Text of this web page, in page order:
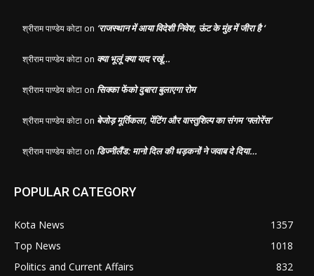
श्रीराम पाण्डेय कोटा on ‘राजस्थान में आया विदेशी निवेश, ऊंट के मुंह में जीरा है ‘
श्रीराम पाण्डेय कोटा on क्या भूलूं क्या याद रखूं…
श्रीराम पाण्डेय कोटा on सिक्का फेंको दुबारा बुलाएगा रोम
श्रीराम पाण्डेय कोटा on बेजोड़ मूर्तिकला, पेंटिंग और वास्तुशिल्प का संगम ‘फ्लोरेंस’
श्रीराम पाण्डेय कोटा on डिज्नीलैंड: मानो दिल की धड़कनों ने जवाब दे दिया…
POPULAR CATEGORY
Kota News
1357
Top News
1018
Politics and Current Affairs
832